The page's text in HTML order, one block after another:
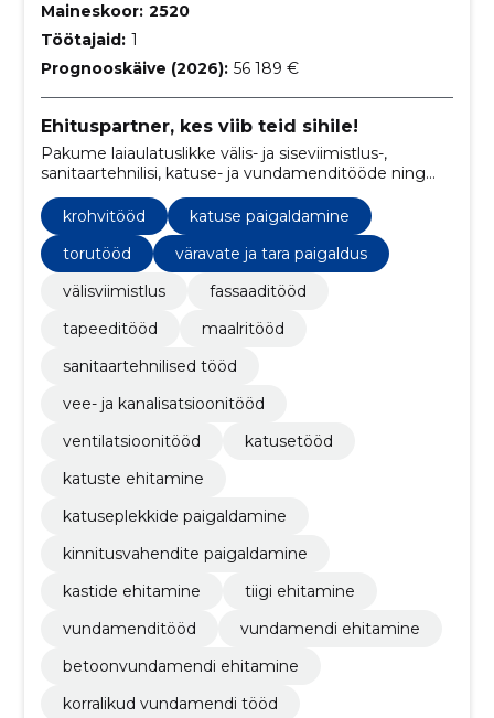
Maineskoor: 2520
Töötajaid: 1
Prognooskäive (2026): 56 189 €
Ehituspartner, kes viib teid sihile!
Pakume laiaulatuslikke välis- ja siseviimistlus-,
sanitaartehnilisi, katuse- ja vundamenditööde ning
kompleksüldehitustööde teenuseid.
krohvitööd
katuse paigaldamine
torutööd
väravate ja tara paigaldus
välisviimistlus
fassaaditööd
tapeeditööd
maalritööd
sanitaartehnilised tööd
vee- ja kanalisatsioonitööd
ventilatsioonitööd
katusetööd
katuste ehitamine
katuseplekkide paigaldamine
kinnitusvahendite paigaldamine
kastide ehitamine
tiigi ehitamine
vundamenditööd
vundamendi ehitamine
betoonvundamendi ehitamine
korralikud vundamendi tööd